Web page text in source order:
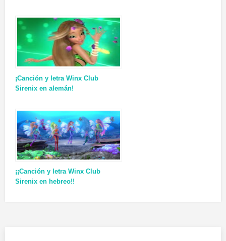
¡Canción y letra Winx Club
Sirenix en alemán!
¡¡Canción y letra Winx Club
Sirenix en hebreo!!